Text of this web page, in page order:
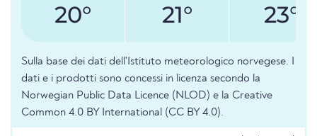
20° 21° 23°
Sulla base dei dati dell'Istituto meteorologico norvegese. I
dati e i prodotti sono concessi in licenza secondo la
Norwegian Public Data Licence (NLOD) e la Creative
Common 4.0 BY International (CC BY 4.0).